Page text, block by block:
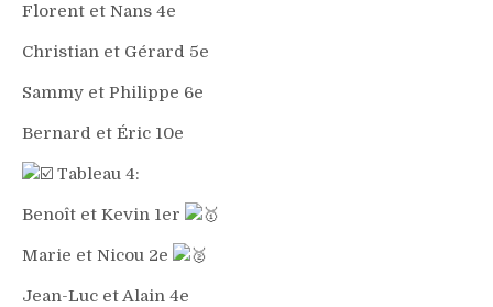
Florent et Nans 4e
Christian et Gérard 5e
Sammy et Philippe 6e
Bernard et Éric 10e
Tableau 4:
Benoît et Kevin 1er
Marie et Nicou 2e
Jean-Luc et Alain 4e